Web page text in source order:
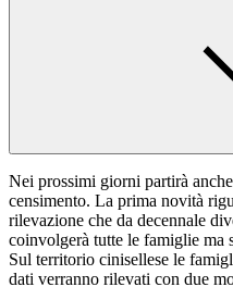
Nei prossimi giorni partirà
censimento. La prima novità
rilevazione che da decennale
coinvolgerà tutte le famiglie ma
Sul territorio cinisellese le
dati verranno rilevati con due